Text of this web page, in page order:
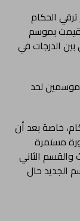
الحكام
بموسم
بين الدرجات في
موسمين لحد
خاصة بعد أن
مستمرة
الثاني
الجديد حال